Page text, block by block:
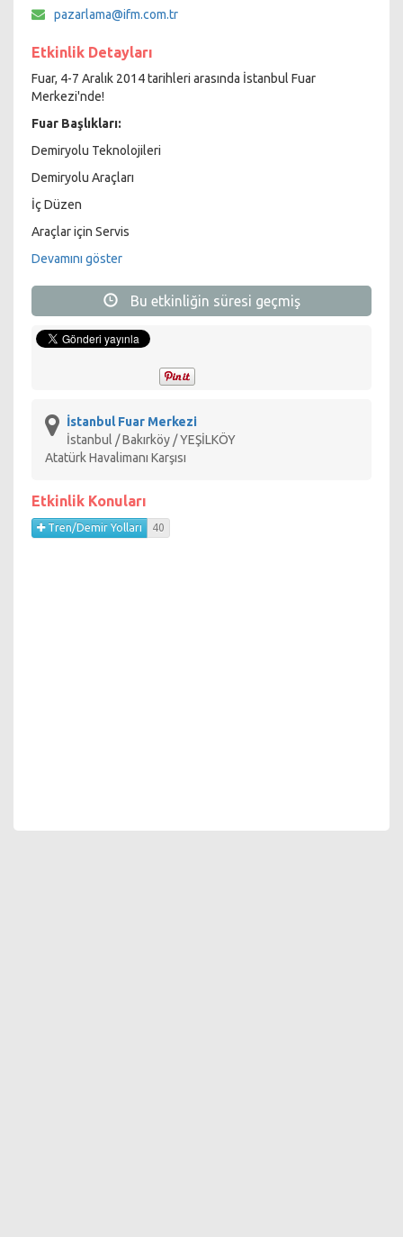
pazarlama@ifm.com.tr
Etkinlik Detayları
Fuar, 4-7 Aralık 2014 tarihleri arasında İstanbul Fuar
Merkezi'nde!
Fuar Başlıkları:
Demiryolu Teknolojileri
Demiryolu Araçları
İç Düzen
Araçlar için Servis
Toplu Taşım
Alt Yapı
Bilişim Teknolojileri
Devamını göster
Bu etkinliğin süresi geçmiş
İstanbul Fuar Merkezi
İstanbul / Bakırköy / YEŞİLKÖY
Atatürk Havalimanı Karşısı
Etkinlik Konuları
Tren/Demir Yolları 40